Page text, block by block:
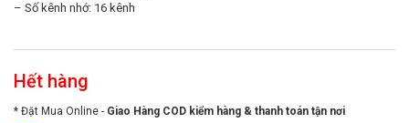
– Số kênh nhớ: 16 kênh
Hết hàng
* Đặt Mua Online - Giao Hàng COD kiểm hàng & thanh toán tận nơi